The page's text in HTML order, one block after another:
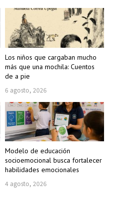
Los niños que cargaban mucho
más que una mochila: Cuentos
de a pie
6 agosto, 2026
Modelo de educación
socioemocional busca fortalecer
habilidades emocionales
4 agosto, 2026